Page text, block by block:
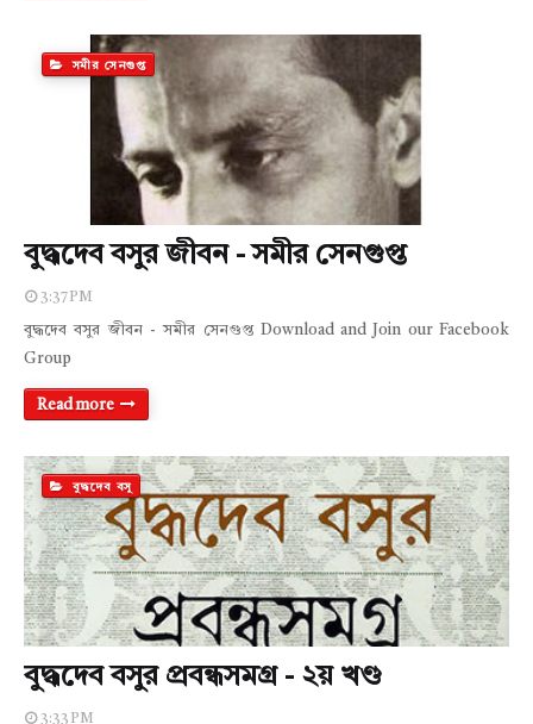
সমীর সেনগুপ্ত
বুদ্ধদেব বসুর জীবন - সমীর সেনগুপ্ত
3:37 PM
বুদ্ধদেব বসুর জীবন - সমীর সেনগুপ্ত Download and Join our Facebook
Group
Read more
বুদ্ধদেব বসু
বুদ্ধদেব বসুর প্রবন্ধসমগ্র - ২য় খণ্ড
3:33 PM